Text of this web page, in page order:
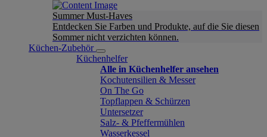
Summer Must-Haves
Entdecken Sie Farben und Produkte, auf die Sie diesen
Sommer nicht verzichten können.
Küchen-Zubehör
Küchenhelfer
Alle in Küchenhelfer ansehen
Kochutensilien & Messer
On The Go
Topflappen & Schürzen
Untersetzer
Salz- & Pfeffermühlen
Wasserkessel